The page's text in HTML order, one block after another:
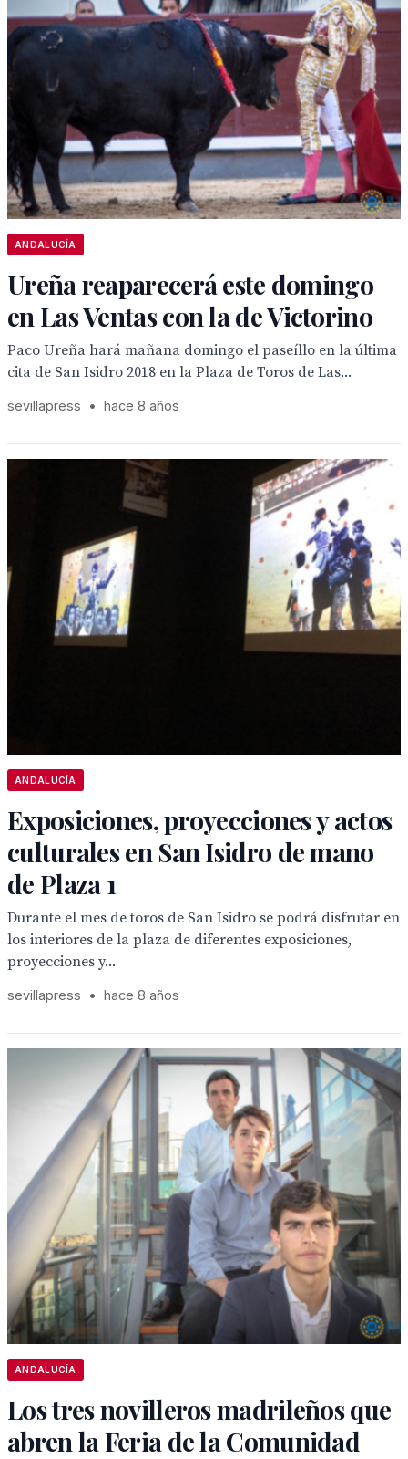
ANDALUCÍA
Ureña reaparecerá este domingo
en Las Ventas con la de Victorino
Paco Ureña hará mañana domingo el paseíllo en la última
cita de San Isidro 2018 en la Plaza de Toros de Las...
sevillapress • hace 8 años
ANDALUCÍA
Exposiciones, proyecciones y actos
culturales en San Isidro de mano
de Plaza 1
Durante el mes de toros de San Isidro se podrá disfrutar en
los interiores de la plaza de diferentes exposiciones,
proyecciones y...
sevillapress • hace 8 años
ANDALUCÍA
Los tres novilleros madrileños que
abren la Feria de la Comunidad